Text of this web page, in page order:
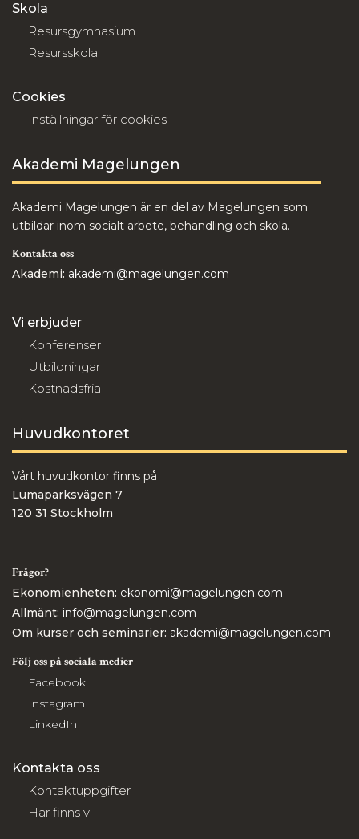
Skola
Resursgymnasium
Resursskola
Cookies
Inställningar för cookies
Akademi Magelungen
Akademi Magelungen är en del av Magelungen som
utbildar inom socialt arbete, behandling och skola.
Kontakta oss
Akademi: akademi@magelungen.com
Vi erbjuder
Konferenser
Utbildningar
Kostnadsfria
Huvudkontoret
Vårt huvudkontor finns på
Lumaparksvägen 7
120 31 Stockholm
Frågor?
Ekonomienheten: ekonomi@magelungen.com
Allmänt: info@magelungen.com
Om kurser och seminarier: akademi@magelungen.com
Följ oss på sociala medier
Facebook
Instagram
LinkedIn
Kontakta oss
Kontaktuppgifter
Här finns vi